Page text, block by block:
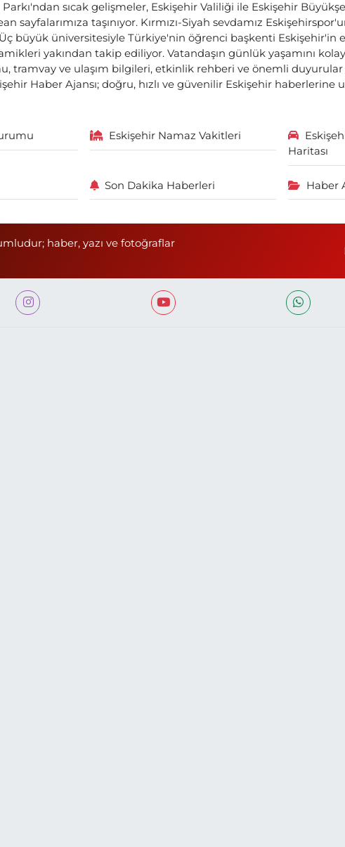
Parkı'ndan sıcak gelişmeler, Eskişehir Valiliği ile Eskişehir
taşınıyor. Kırmızı-Siyah sevdamız
büyük üniversitesiyle Türkiye'nin öğrenci başkenti Eskişehir'in
yakından takip ediliyor. Vatandaşın günlük yaşamını
tramvay ve ulaşım bilgileri, etkinlik rehberi ve önemli
Haber Ajansı; doğru, hızlı ve güvenilir Eskişehir haberlerine
Eskişehir Namaz Vakitleri
Haritası
Son Dakika Haberleri Haber
haber, yazı ve fotoğraflar